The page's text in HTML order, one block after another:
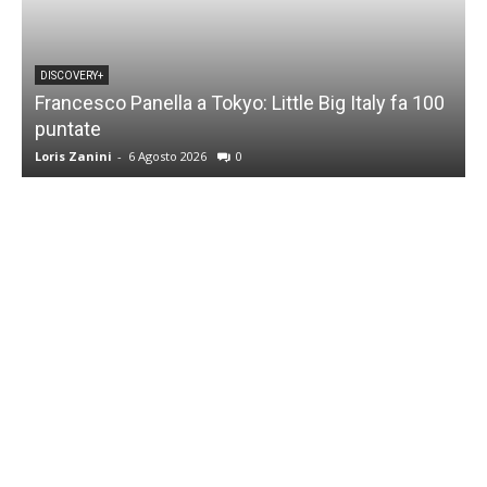
DISCOVERY+
Francesco Panella a Tokyo: Little Big Italy fa 100
puntate
Loris Zanini - 6 Agosto 2026 0